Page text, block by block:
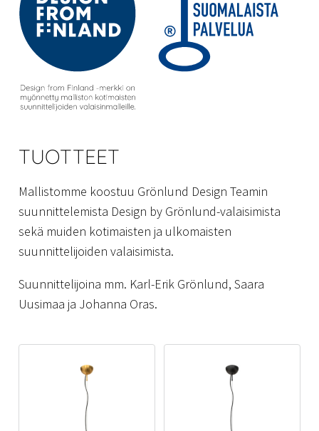
TUOTTEET
Mallistomme koostuu Grönlund Design Teamin
suunnittelemista Design by Grönlund-valaisimista
sekä muiden kotimaisten ja ulkomaisten
suunnittelijoiden valaisimista.
Suunnittelijoina mm. Karl-Erik Grönlund, Saara
Uusimaa ja Johanna Oras.